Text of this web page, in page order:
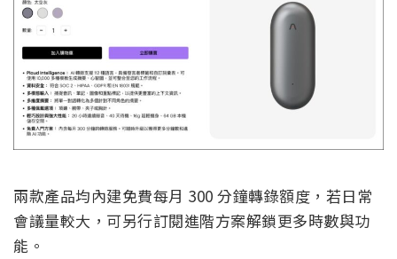
兩款產品均內建免費每月 300 分鐘轉錄額度，若日常
會議量較大，可另行訂閱進階方案解鎖更多時數與功
能。